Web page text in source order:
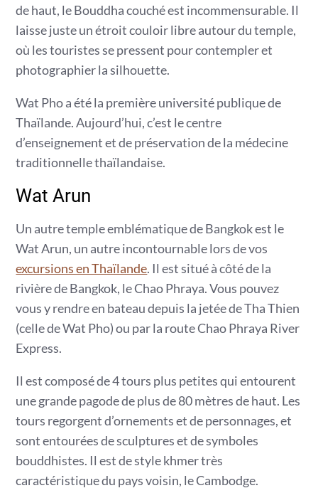
de haut, le Bouddha couché est incommensurable. Il
laisse juste un étroit couloir libre autour du temple,
où les touristes se pressent pour contempler et
photographier la silhouette.
Wat Pho a été la première université publique de
Thaïlande. Aujourd’hui, c’est le centre
d’enseignement et de préservation de la médecine
traditionnelle thaïlandaise.
Wat Arun
Un autre temple emblématique de Bangkok est le
Wat Arun, un autre incontournable lors de vos
excursions en Thaïlande. Il est situé à côté de la
rivière de Bangkok, le Chao Phraya. Vous pouvez
vous y rendre en bateau depuis la jetée de Tha Thien
(celle de Wat Pho) ou par la route Chao Phraya River
Express.
Il est composé de 4 tours plus petites qui entourent
une grande pagode de plus de 80 mètres de haut. Les
tours regorgent d’ornements et de personnages, et
sont entourées de sculptures et de symboles
bouddhistes. Il est de style khmer très
caractéristique du pays voisin, le Cambodge.